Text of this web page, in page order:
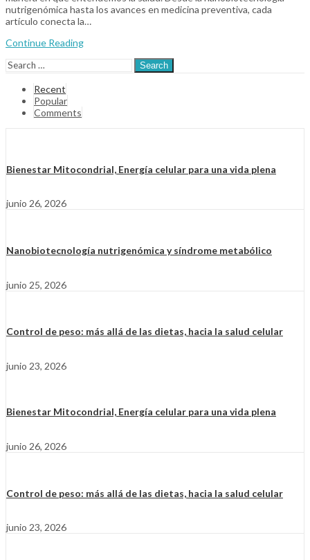
nutrigenómica hasta los avances en medicina preventiva, cada
artículo conecta la…
Continue Reading
Search
Recent
Popular
Comments
Bienestar Mitocondrial, Energía celular para una vida plena
junio 26, 2026
Nanobiotecnología nutrigenómica y síndrome metabólico
junio 25, 2026
Control de peso: más allá de las dietas, hacia la salud celular
junio 23, 2026
Bienestar Mitocondrial, Energía celular para una vida plena
junio 26, 2026
Control de peso: más allá de las dietas, hacia la salud celular
junio 23, 2026